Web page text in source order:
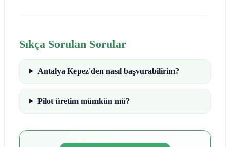
Sıkça Sorulan Sorular
Antalya Kepez'den nasıl başvurabilirim?
Pilot üretim mümkün mü?